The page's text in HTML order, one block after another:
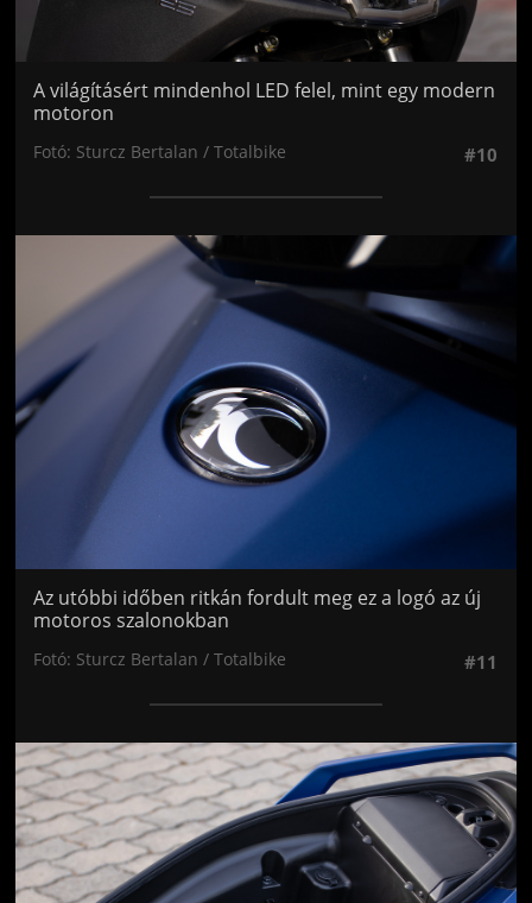
A világításért mindenhol LED felel, mint egy modern
motoron
Fotó: Sturcz Bertalan / Totalbike #10
Jön még kép!
Az utóbbi időben ritkán fordult meg ez a logó az új
motoros szalonokban
Fotó: Sturcz Bertalan / Totalbike #11
Jön még kép!